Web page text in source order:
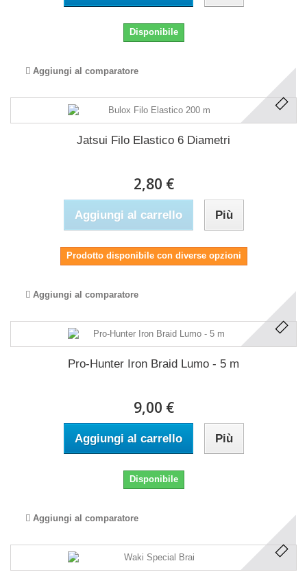
Disponibile
Aggiungi al comparatore
Jatsui Filo Elastico 6 Diametri
2,80 €
Aggiungi al carrello Più
Prodotto disponibile con diverse opzioni
Aggiungi al comparatore
Pro-Hunter Iron Braid Lumo - 5 m
9,00 €
Aggiungi al carrello Più
Disponibile
Aggiungi al comparatore